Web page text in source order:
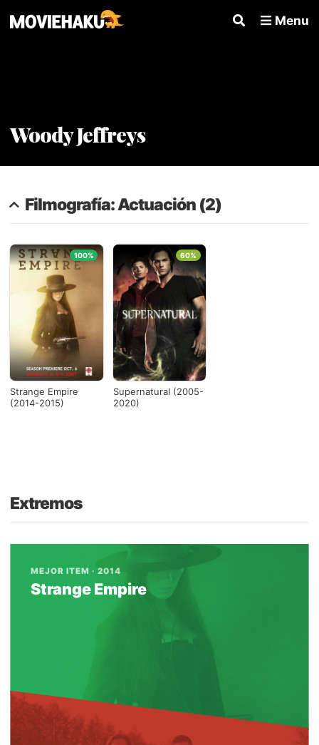
Menu
Woody Jeffreys
Filmografía: Actuación (2)
Strange Empire
(2014-2015)
100%
Supernatural (2005-
2020)
60%
Extremos
MEJOR ITEM · 2014
Strange Empire